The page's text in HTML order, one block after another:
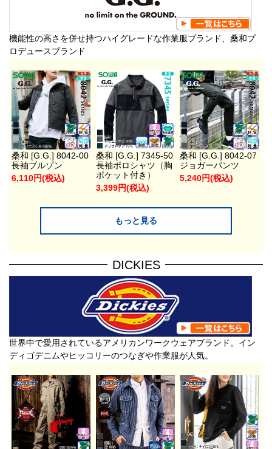
機能性の高さを併せ持つハイグレードな作業服ブランド、桑和プ
ロデュースブランド
桑和 [G.G.] 8042-00
長袖ブルゾン
6,110円(税込)
桑和 [G.G.] 7345-50
長袖ポロシャツ（胸
ポケット付き）
3,399円(税込)
桑和 [G.G.] 8042-07
ジョガーパンツ
5,240円(税込)
もっと見る
DICKIES
世界中で愛用されているアメリカンワークウェアブランド。イン
ディゴデニムやヒッコリーのつなぎや作業服が人気。